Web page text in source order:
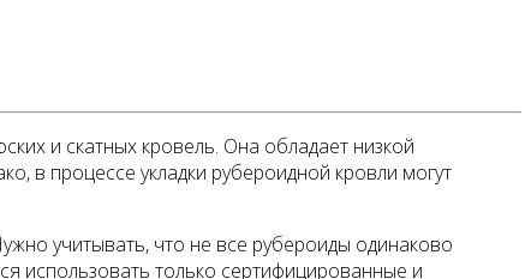
и скатных кровель. Она обладает низкой
в процессе укладки рубероидной кровли могут
учитывать, что не все рубероиды одинаково
использовать только сертифицированные и